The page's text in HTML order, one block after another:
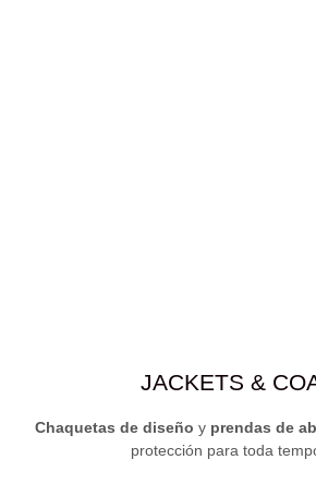
JACKETS &
Chaquetas de diseño y prendas de
protección para toda